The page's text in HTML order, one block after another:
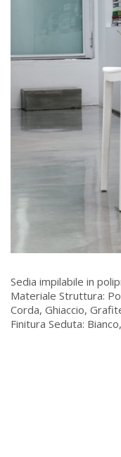
Sedia impilabile in
Materiale Struttura:
Corda, Ghiaccio,
Finitura Seduta: